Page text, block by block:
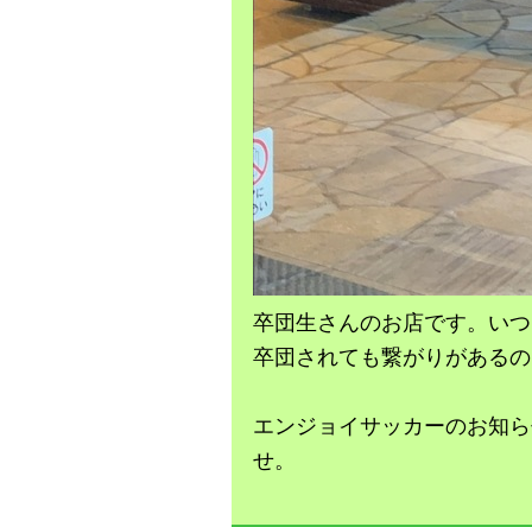
卒団生さんのお店です。い
卒団されても繋がりがある
エンジョイサッカーのお知
せ。